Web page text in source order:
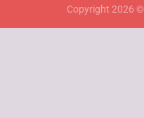
Copyright 2026 ©